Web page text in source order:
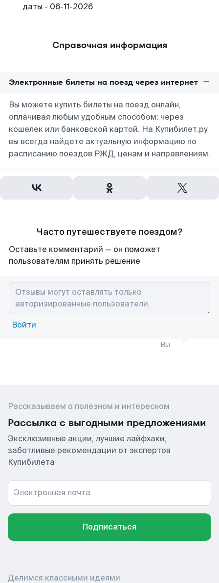
даты - 06-11-2026
Справочная информация
Электронные билеты на поезд через интернет
Вы можете купить билеты на поезд онлайн,
оплачивая любым удобным способом: через
кошелек или банковской картой. На Купибилет.ру
вы всегда найдете актуальную информацию по
расписанию поездов РЖД, ценам и направлениям.
Часто путешествуете поездом?
Оставьте комментарий — он поможет
пользователям принять решение
Войти
Вы
Рассказываем о полезном и интересном
Рассылка с выгодными предложениями
Эксклюзивные акции, лучшие лайфхаки,
заботливые рекомендации от экспертов
Купибилета
Электронная почта
Подписаться
Делимся классными идеями